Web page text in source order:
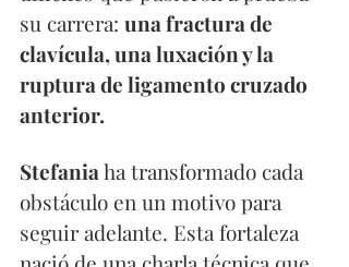
su carrera: una fractura de
clavícula, una luxación y la
ruptura de ligamento cruzado
anterior.
Stefania ha transformado cada
obstáculo en un motivo para
seguir adelante. Esta fortaleza